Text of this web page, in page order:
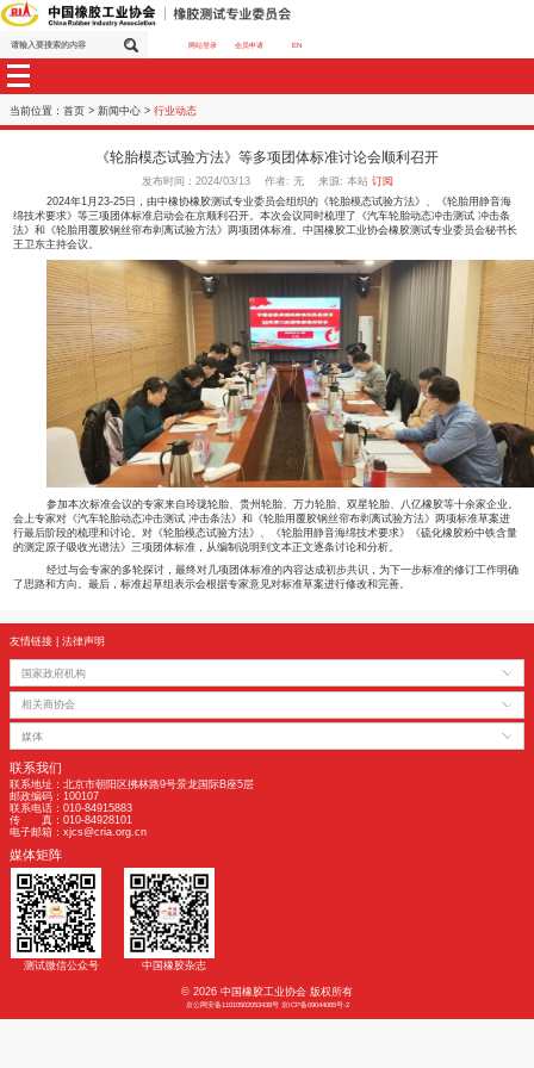
网站登录 会员申请 EN
首页>新闻中心 >行业动态
《轮胎模态试验方法》等多项团体标准讨论会顺
发布时间：2024/03/13 作者: 无 来源: 本站订阅
2024年1月23-25日，由中橡协橡胶测试专业委员会组织的《轮胎模态试验
绵技术要求》等三项团体标准启动会在京顺利召开。本次会议同时梳理了《汽车
法》和《轮胎用覆胶钢丝帘布剥离试验方法》两项团体标准。中国橡胶工业协会
王卫东主持会议。
参加本次标准会议的专家来自玲珑轮胎、贵州轮胎、万力轮胎、双星轮胎
会上专家对《汽车轮胎动态冲击测试 冲击条法》和《轮胎用覆胶钢丝帘布剥离试
行最后阶段的梳理和讨论。对《轮胎模态试验方法》、《轮胎用静音海绵技术要
的测定原子吸收光谱法》三项团体标准，从编制说明到文本正文逐条讨论和分析。
经过与会专家的多轮探讨，最终对几项团体标准的内容达成初步共识，为
了思路和方向。最后，标准起草组表示会根据专家意见对标准草案进行修改和完善
友情链接
国家政府机构
相关商协会
媒体